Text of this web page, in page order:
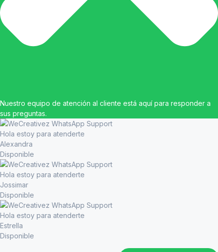
Nuestro equipo de atención al cliente está aquí para responder a
sus preguntas.
Hola estoy para atenderte
Alexandra
Disponible
Hola estoy para atenderte
Jossimar
Disponible
Hola estoy para atenderte
Estrella
Disponible